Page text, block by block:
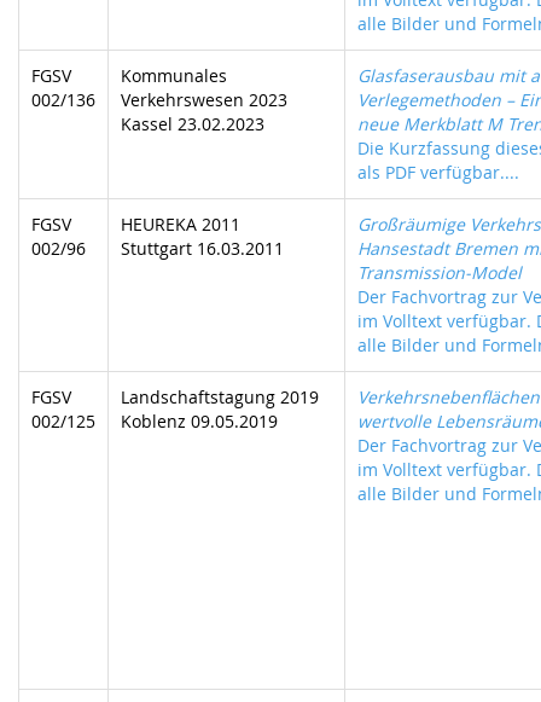
alle Bilder und
FGSV
002/136
Kommunales
Verkehrswesen 2023
Kassel 23.02.2023
Glasfaserausbau mit
Verlegemethoden –
neue Merkblatt M
Die Kurzfassung
als PDF verfügbar....
FGSV
002/96
HEUREKA 2011
Stuttgart 16.03.2011
Großräumige
Hansestadt Bremen
Transmission-Model
Der Fachvortrag zur
im Volltext verfügbar.
alle Bilder und
FGSV
002/125
Landschaftstagung 2019
Koblenz 09.05.2019
wertvolle
Der Fachvortrag zur
im Volltext verfügbar.
alle Bilder und